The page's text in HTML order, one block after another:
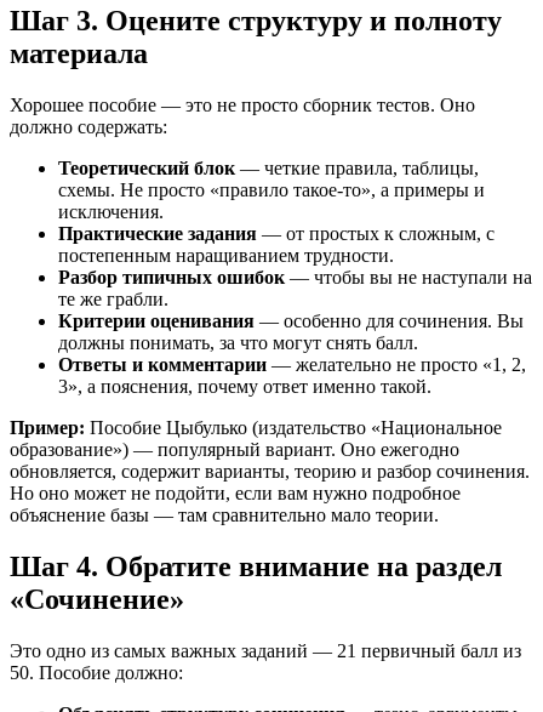
Шаг 3. Оцените структуру и полноту
материала
Хорошее пособие — это не просто сборник тестов. Оно
должно содержать:
Теоретический блок — четкие правила, таблицы,
схемы. Не просто «правило такое-то», а примеры и
исключения.
Практические задания — от простых к сложным, с
постепенным наращиванием трудности.
Разбор типичных ошибок — чтобы вы не наступали на
те же грабли.
Критерии оценивания — особенно для сочинения. Вы
должны понимать, за что могут снять балл.
Ответы и комментарии — желательно не просто «1, 2,
3», а пояснения, почему ответ именно такой.
Пример: Пособие Цыбулько (издательство «Национальное
образование») — популярный вариант. Оно ежегодно
обновляется, содержит варианты, теорию и разбор сочинения.
Но оно может не подойти, если вам нужно подробное
объяснение базы — там сравнительно мало теории.
Шаг 4. Обратите внимание на раздел
«Сочинение»
Это одно из самых важных заданий — 21 первичный балл из
50. Пособие должно: